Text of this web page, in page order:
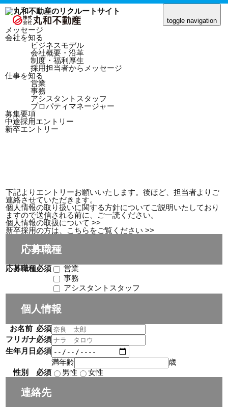
toggle navigation
メッセージ
会社を知る
ビジネスモデル
会社概要・沿革
制度・福利厚生
採用担当者からメッセージ
仕事を知る
営業
事務
アシスタントスタッフ
プロパティマネージャー
募集要項
中途採用エントリー
新卒エントリー
中途採用エントリー
中途採用エントリー
下記よりエントリーお願いいたします。後ほど、担当者よりご
連絡させていただきます。
個人情報の取り扱いに関する方針についてご説明いたしており
ますので送信される前に、ご一読ください。
個人情報の取扱について >>
新卒採用の方は、こちらをご覧ください >>
応募職種
応募職種必須
営業
事務
アシスタントスタッフ
個人情報
お名前 必須
フリガナ必須
生年月日 必須
満年齢
歳
性別
必須 男性 女性
連絡先